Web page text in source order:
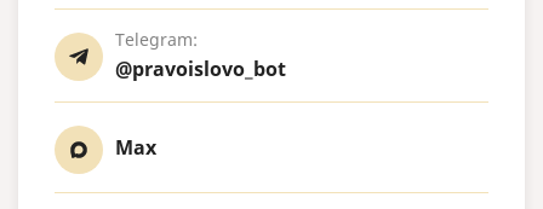
Telegram:
@pravoislovo_bot
Max